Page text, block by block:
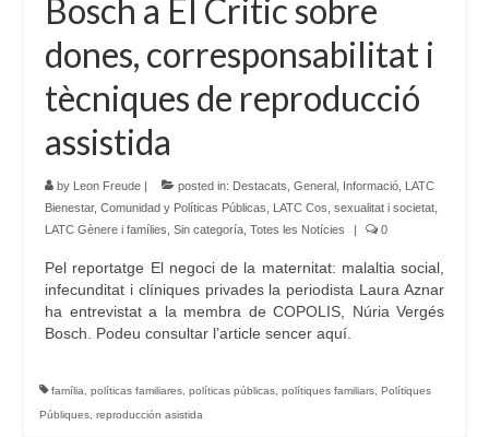
Bosch a El Critic sobre
dones, corresponsabilitat i
tècniques de reproducció
assistida
by Leon Freude | posted in: Destacats General Informació LATC
Bienestar, Comunidad y Políticas Públicas
LATC Cos, sexualitat i societat
LATC Gènere i famílies Sin categoría Totes les Notícies | 0
Pel reportatge El negoci de la maternitat: malaltia social,
infecunditat i clíniques privades la periodista Laura Aznar
ha entrevistat a la membra de COPOLIS, Núria Vergés
Bosch. Podeu consultar l’article sencer aquí.
família políticas familiares políticas públicas polítiques familiars Polítiques
Públiques reproducción asistida